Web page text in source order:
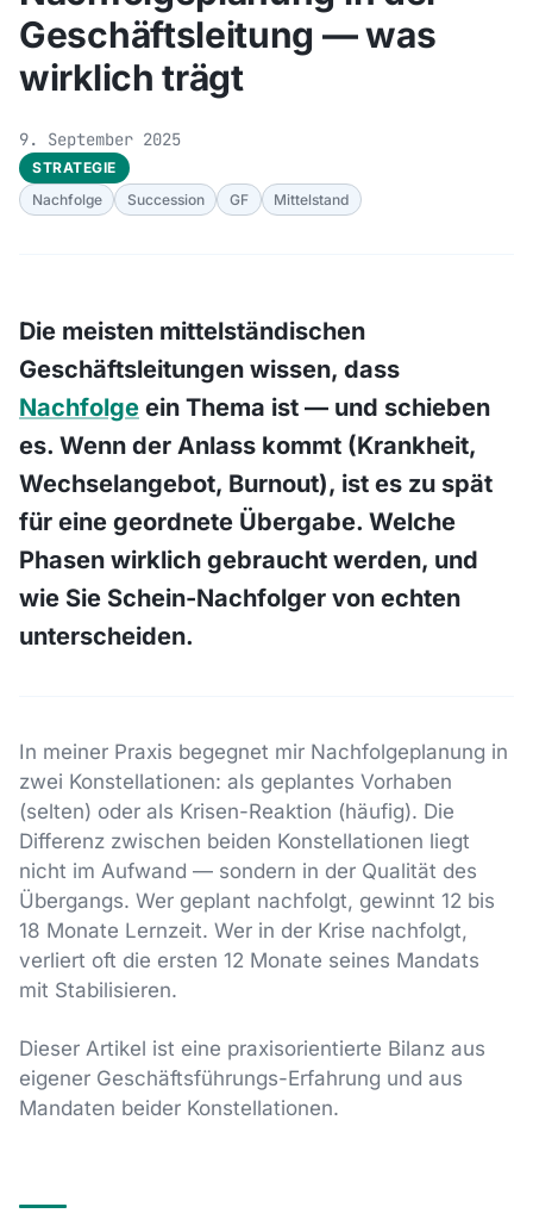
Geschäftsleitung — was
wirklich trägt
9. September 2025
STRATEGIE
Nachfolge
Succession GF Mittelstand
Die meisten mittelständischen
Geschäftsleitungen wissen, dass
Nachfolge ein Thema ist — und schieben
es. Wenn der Anlass kommt (Krankheit,
Wechselangebot, Burnout), ist es zu spät
für eine geordnete Übergabe. Welche
Phasen wirklich gebraucht werden, und
wie Sie Schein-Nachfolger von echten
unterscheiden.
In meiner Praxis begegnet mir Nachfolgeplanung in
zwei Konstellationen: als geplantes Vorhaben
(selten) oder als Krisen-Reaktion (häufig). Die
Differenz zwischen beiden Konstellationen liegt
nicht im Aufwand — sondern in der Qualität des
Übergangs. Wer geplant nachfolgt, gewinnt 12 bis
18 Monate Lernzeit. Wer in der Krise nachfolgt,
verliert oft die ersten 12 Monate seines Mandats
mit Stabilisieren.
Dieser Artikel ist eine praxisorientierte Bilanz aus
eigener Geschäftsführungs-Erfahrung und aus
Mandaten beider Konstellationen.